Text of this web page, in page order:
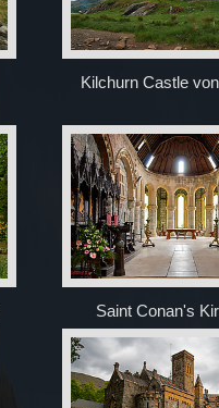
Kilchurn Castle
Saint Conan's